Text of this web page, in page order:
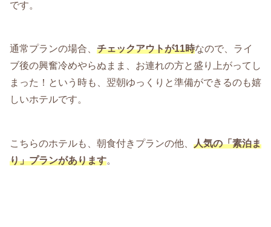
です。
通常プランの場合、 チェックアウトが11時なので、ライ
ブ後の興奮冷めやらぬまま、お連れの方と盛り上がってし
まった！という時も、翌朝ゆっくりと準備ができるのも嬉
しいホテルです。
こちらのホテルも、朝食付きプランの他、 人気の「素泊ま
り」プランがあります。